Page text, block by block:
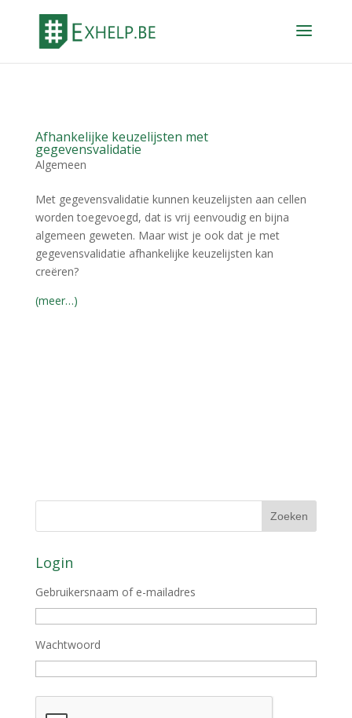
Afhankelijke keuzelijsten met
gegevensvalidatie
Algemeen
Met gegevensvalidatie kunnen keuzelijsten aan cellen
worden toegevoegd, dat is vrij eenvoudig en bijna
algemeen geweten. Maar wist je ook dat je met
gegevensvalidatie afhankelijke keuzelijsten kan
creëren?
(meer…)
Login
Gebruikersnaam of e-mailadres
Wachtwoord